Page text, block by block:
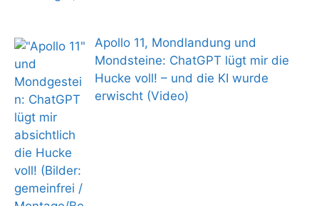
Apollo 11, Mondlandung und
Mondsteine: ChatGPT lügt mir die
Hucke voll! – und die KI wurde
erwischt (Video)